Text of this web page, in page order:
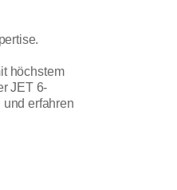
höchstem
JET 6-
erfahren